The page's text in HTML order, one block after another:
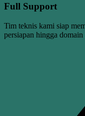
Full Support
Tim teknis kami siap
persiapan hingga